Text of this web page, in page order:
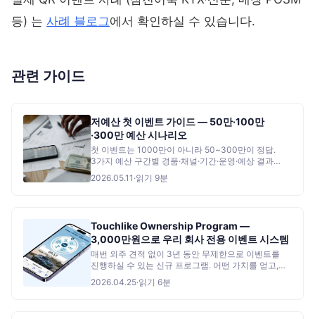
등) 는 사례 블로그에서 확인하실 수 있습니다.
관련 가이드
저예산 첫 이벤트 가이드 — 50만·100만
·300만 예산 시나리오
첫 이벤트는 1000만이 아니라 50~300만이 정답.
3가지 예산 구간별 경품·채널·기간·운영·예상 결과
외주 매트릭스, 무료 도구 추천까지.
2026.05.11 ·읽기 9분
Touchlike Ownership Program —
3,000만원으로 우리 회사 전용 이벤트 시스템
매번 외주 견적 없이 3년 동안 무제한으로 이벤트를
진행하실 수 있는 신규 프로그램. 어떤 가치를 얻고,
2026.04.25·읽기 6분